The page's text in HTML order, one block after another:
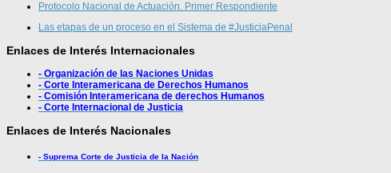
Protocolo Nacional de Actuación. Primer Respondiente
Las etapas de un proceso en el Sistema de #JusticiaPenal
Enlaces de Interés Internacionales
- Organización de las Naciones Unidas
- Corte Interamericana de Derechos Humanos
- Comisión Interamericana de derechos Humanos
- Corte Internacional de Justicia
Enlaces de Interés Nacionales
- Suprema Corte de Justicia de la Nación